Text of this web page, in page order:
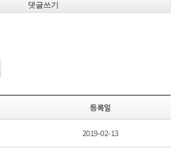
댓글쓰기
등록일
2019-02-13